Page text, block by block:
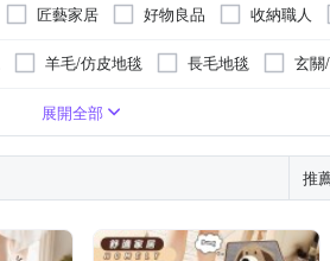
匠藝家居 好物良品 收納職人
山德力羊毛/仿皮地毯 長毛地毯 玄關
亞麻地毯塑膠
展開全部
推